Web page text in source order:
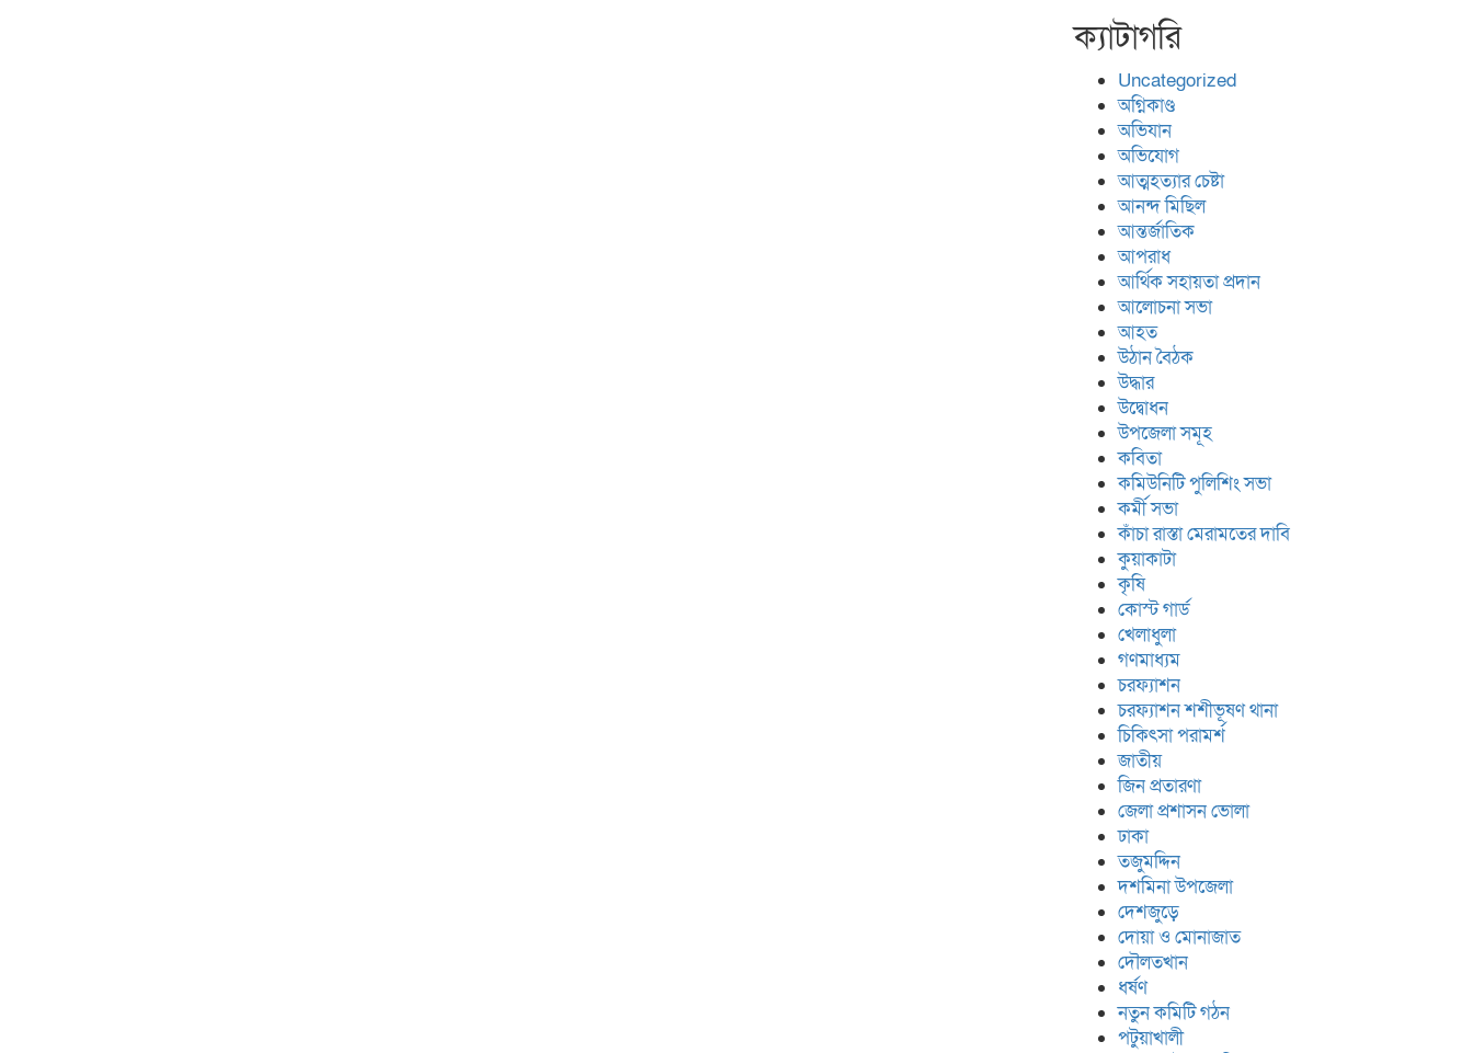
ক্যাটাগরি
Uncategorized
অগ্নিকাণ্ড
অভিযান
অভিযোগ
আত্মহত্যার চেষ্টা
আনন্দ মিছিল
আন্তর্জাতিক
আপরাধ
আর্থিক সহায়তা প্রদান
আলোচনা সভা
আহত
উঠান বৈঠক
উদ্ধার
উদ্বোধন
উপজেলা সমূহ
কবিতা
কমিউনিটি পুলিশিং সভা
কর্মী সভা
কাঁচা রাস্তা মেরামতের দাবি
কুয়াকাটা
কৃষি
কোস্ট গার্ড
খেলাধুলা
গণমাধ্যম
চরফ্যাশন
চরফ্যাশন শশীভূষণ থানা
চিকিৎসা পরামর্শ
জাতীয়
জিন প্রতারণা
জেলা প্রশাসন ভোলা
ঢাকা
তজুমদ্দিন
দশমিনা উপজেলা
দেশজুড়ে
দোয়া ও মোনাজাত
দৌলতখান
ধর্ষণ
নতুন কমিটি গঠন
পটুয়াখালী